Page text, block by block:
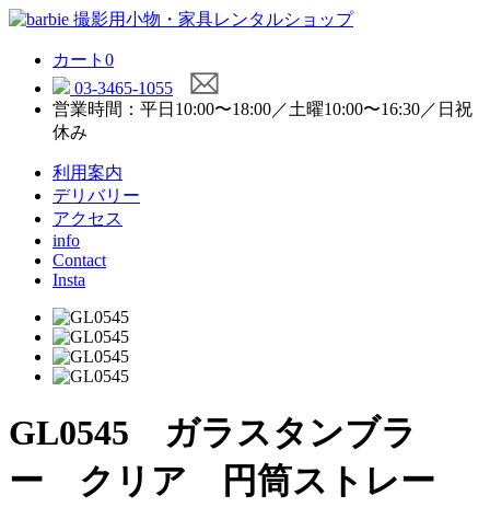
カート 0
03-3465-1055
営業時間：平日10:00〜18:00／土曜10:00〜16:30／日祝
休み
利用案内
デリバリー
アクセス
info
Contact
Insta
GL0545 ガラスタンブラ
ー クリア 円筒ストレー